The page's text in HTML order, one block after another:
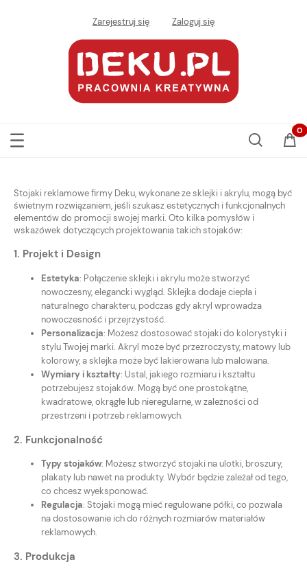
Zarejestruj się Zaloguj się
Stojaki reklamowe firmy Deku, wykonane ze sklejki i akrylu, mogą być
świetnym rozwiązaniem, jeśli szukasz estetycznych i funkcjonalnych
elementów do promocji swojej marki. Oto kilka pomysłów i
wskazówek dotyczących projektowania takich stojaków:
1. Projekt i Design
Estetyka: Połączenie sklejki i akrylu może stworzyć
nowoczesny, elegancki wygląd. Sklejka dodaje ciepła i
naturalnego charakteru, podczas gdy akryl wprowadza
nowoczesność i przejrzystość.
Personalizacja: Możesz dostosować stojaki do kolorystyki i
stylu Twojej marki. Akryl może być przezroczysty, matowy lub
kolorowy, a sklejka może być lakierowana lub malowana.
Wymiary i kształty: Ustal, jakiego rozmiaru i kształtu
potrzebujesz stojaków. Mogą być one prostokątne,
kwadratowe, okrągłe lub nieregularne, w zależności od
przestrzeni i potrzeb reklamowych.
2. Funkcjonalność
Typy stojaków: Możesz stworzyć stojaki na ulotki, broszury,
plakaty lub nawet na produkty. Wybór będzie zależał od tego,
co chcesz wyeksponować.
Regulacja: Stojaki mogą mieć regulowane półki, co pozwala
na dostosowanie ich do różnych rozmiarów materiałów
reklamowych.
3. Produkcja